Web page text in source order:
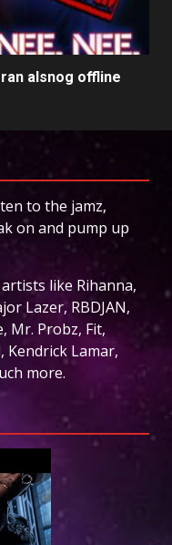
alsnog offline
to the jamz,
on and pump up
like Rihanna,
Lazer, RBDJAN,
Mr. Probz, Fit,
Kendrick Lamar,
more.